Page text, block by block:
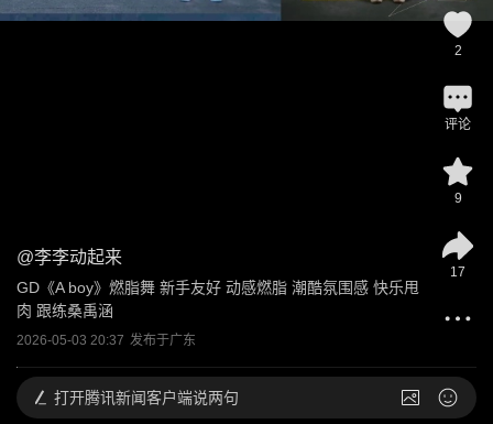
@李李动起来
GD《A boy》燃脂舞 新手友好 动感燃脂 潮酷氛围感 快乐甩
肉 跟练桑禹涵
2026-05-03 20:37 发布于广东
2
评论
9
17
打开腾讯新闻客户端说两句